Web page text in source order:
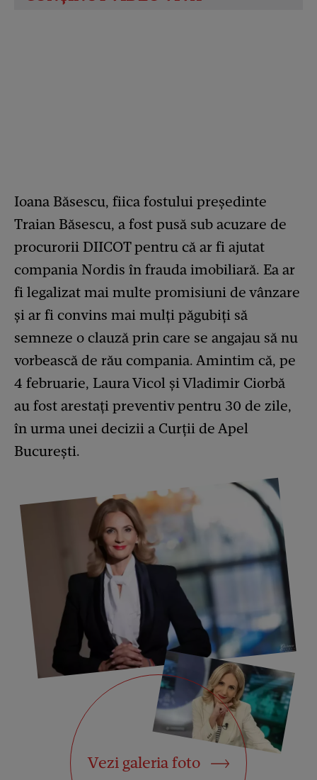
Ioana Băsescu, fiica fostului președinte
Traian Băsescu, a fost pusă sub acuzare de
procurorii DIICOT pentru că ar fi ajutat
compania Nordis în frauda imobiliară. Ea ar
fi legalizat mai multe promisiuni de vânzare
și ar fi convins mai mulți păgubiți să
semneze o clauză prin care se angajau să nu
vorbească de rău compania. Amintim că, pe
4 februarie, Laura Vicol și Vladimir Ciorbă
au fost arestați preventiv pentru 30 de zile,
în urma unei decizii a Curții de Apel
București.
Vezi galeria foto